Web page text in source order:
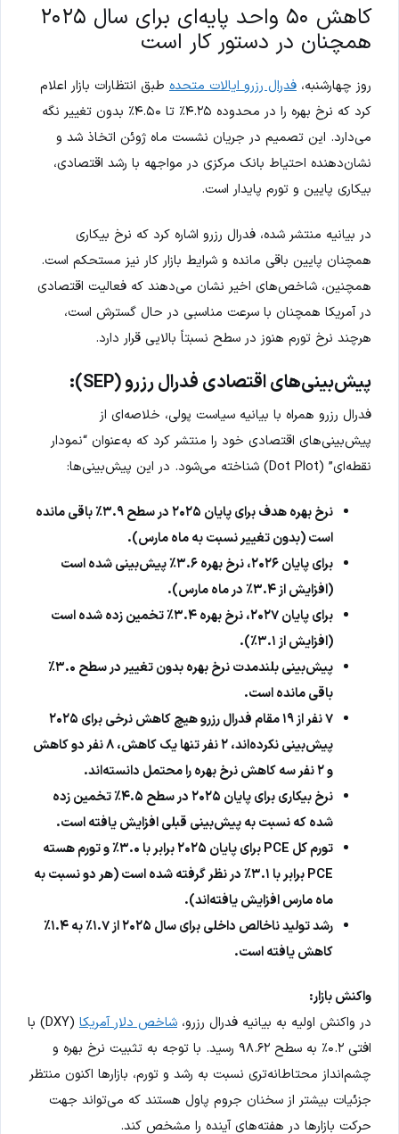
کاهش ۵۰ واحد پایه‌ای برای سال ۲۰۲۵
همچنان در دستور کار است
روز چهارشنبه، فدرال رزرو ایالات متحده طبق انتظارات بازار اعلام
کرد که نرخ بهره را در محدوده ۴.۲۵٪ تا ۴.۵۰٪ بدون تغییر نگه
می‌دارد. این تصمیم در جریان نشست ماه ژوئن اتخاذ شد و
نشان‌دهنده احتیاط بانک مرکزی در مواجهه با رشد اقتصادی،
بیکاری پایین و تورم پایدار است.
در بیانیه منتشر شده، فدرال رزرو اشاره کرد که نرخ بیکاری
همچنان پایین باقی مانده و شرایط بازار کار نیز مستحکم است.
همچنین، شاخص‌های اخیر نشان می‌دهند که فعالیت اقتصادی
در آمریکا همچنان با سرعت مناسبی در حال گسترش است،
هرچند نرخ تورم هنوز در سطح نسبتاً بالایی قرار دارد.
پیش‌بینی‌های اقتصادی فدرال رزرو (SEP):
فدرال رزرو همراه با بیانیه سیاست پولی، خلاصه‌ای از
پیش‌بینی‌های اقتصادی خود را منتشر کرد که به‌عنوان “نمودار
نقطه‌ای” (Dot Plot) شناخته می‌شود. در این پیش‌بینی‌ها:
نرخ بهره هدف برای پایان ۲۰۲۵ در سطح ۳.۹٪ باقی مانده
است (بدون تغییر نسبت به ماه مارس).
برای پایان ۲۰۲۶، نرخ بهره ۳.۶٪ پیش‌بینی شده است
(افزایش از ۳.۴٪ در ماه مارس).
برای پایان ۲۰۲۷، نرخ بهره ۳.۴٪ تخمین زده شده است
(افزایش از ۳.۱٪).
پیش‌بینی بلندمدت نرخ بهره بدون تغییر در سطح ۳.۰٪
باقی مانده است.
۷ نفر از ۱۹ مقام فدرال رزرو هیچ کاهش نرخی برای ۲۰۲۵
پیش‌بینی نکرده‌اند، ۲ نفر تنها یک کاهش، ۸ نفر دو کاهش
و ۲ نفر سه کاهش نرخ بهره را محتمل دانسته‌اند.
نرخ بیکاری برای پایان ۲۰۲۵ در سطح ۴.۵٪ تخمین زده
شده که نسبت به پیش‌بینی قبلی افزایش یافته است.
تورم کل PCE برای پایان ۲۰۲۵ برابر با ۳.۰٪ و تورم هسته
PCE برابر با ۳.۱٪ در نظر گرفته شده است (هر دو نسبت به
ماه مارس افزایش یافته‌اند).
رشد تولید ناخالص داخلی برای سال ۲۰۲۵ از ۱.۷٪ به ۱.۴٪
کاهش یافته است.
واکنش بازار:
در واکنش اولیه به بیانیه فدرال رزرو، شاخص دلار آمریکا
(DXY) با
افتی ۰.۲٪ به سطح ۹۸.۶۲ رسید. با توجه به تثبیت نرخ بهره و
چشم‌انداز محتاطانه‌تری نسبت به رشد و تورم، بازارها اکنون منتظر
جزئیات بیشتر از سخنان جروم پاول هستند که می‌تواند جهت
حرکت بازارها در هفته‌های آینده را مشخص کند.